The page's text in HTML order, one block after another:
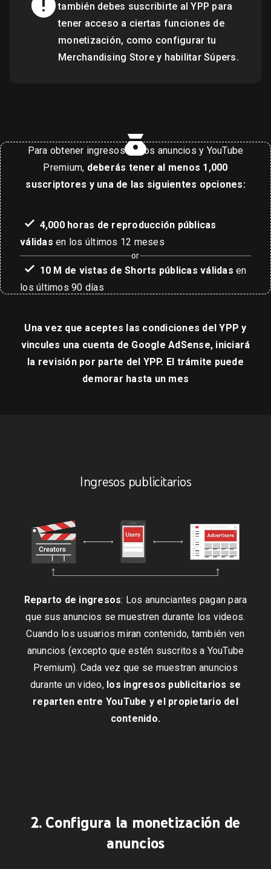
también debes suscribirte al YPP para
tener acceso a ciertas funciones de
monetización, como configurar tu
Merchandising Store y habilitar Súpers.
Para obtener ingresos de los anuncios y YouTube
Premium, deberás tener al menos 1,000
suscriptores y una de las siguientes opciones:
4,000 horas de reproducción públicas
válidas en los últimos 12 meses
or
10 M de vistas de Shorts públicas válidas en
los últimos 90 días
Una vez que aceptes las condiciones del YPP y
vincules una cuenta de Google AdSense, iniciará
la revisión por parte del YPP. El trámite puede
demorar hasta un mes
Ingresos publicitarios
Reparto de ingresos: Los anunciantes pagan para
que sus anuncios se muestren durante los videos.
Cuando los usuarios miran contenido, también ven
anuncios (excepto que estén suscritos a YouTube
Premium). Cada vez que se muestran anuncios
durante un video, los ingresos publicitarios se
reparten entre YouTube y el propietario del
contenido.
2. Configura la monetización de
anuncios